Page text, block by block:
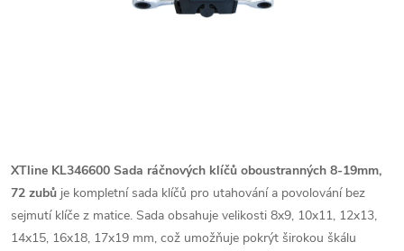
XTline KL346600 Sada ráčnových klíčů oboustranných 8-19mm,
72 zubů je kompletní sada klíčů pro utahování a povolování bez
sejmutí klíče z matice. Sada obsahuje velikosti 8x9, 10x11, 12x13,
14x15, 16x18, 17x19 mm, což umožňuje pokrýt širokou škálu